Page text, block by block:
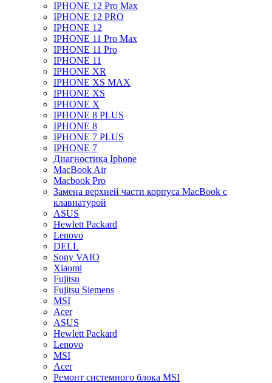
IPHONE 12 Pro Max
IPHONE 12 PRO
IPHONE 12
IPHONE 11 Pro Max
IPHONE 11 Pro
IPHONE 11
IPHONE XR
IPHONE XS MAX
IPHONE XS
IPHONE X
IPHONE 8 PLUS
IPHONE 8
IPHONE 7 PLUS
IPHONE 7
Диагностика Iphone
MacBook Air
Macbook Pro
Замена верхней части корпуса MacBook с
клавиатурой
ASUS
Hewlett Packard
Lenovo
DELL
Sony VAIO
Xiaomi
Fujitsu
Fujitsu Siemens
MSI
Acer
ASUS
Hewlett Packard
Lenovo
MSI
Acer
Ремонт системного блока MSI